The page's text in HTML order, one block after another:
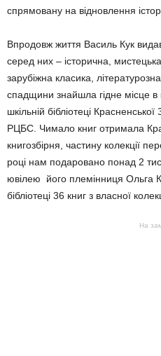
спрямовану на відновлення
Впродовж життя Василь Кук
серед них – історична,
зарубіжна класика,
спадщини знайшла гідне місце в
шкільній бібліотеці
РЦБС. Чимало книг отримала
книгозбірня, частину колекції
році нам подаровано понад 2
ювілею його племінниця Ольга
бібліотеці 36 книг з власної
На